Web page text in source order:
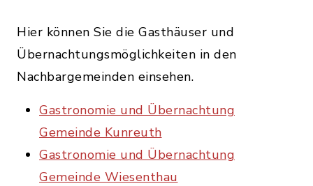
Hier können Sie die Gasthäuser und
Übernachtungsmöglichkeiten in den
Nachbargemeinden einsehen.
Gastronomie und Übernachtung
Gemeinde Kunreuth
Gastronomie und Übernachtung
Gemeinde Wiesenthau